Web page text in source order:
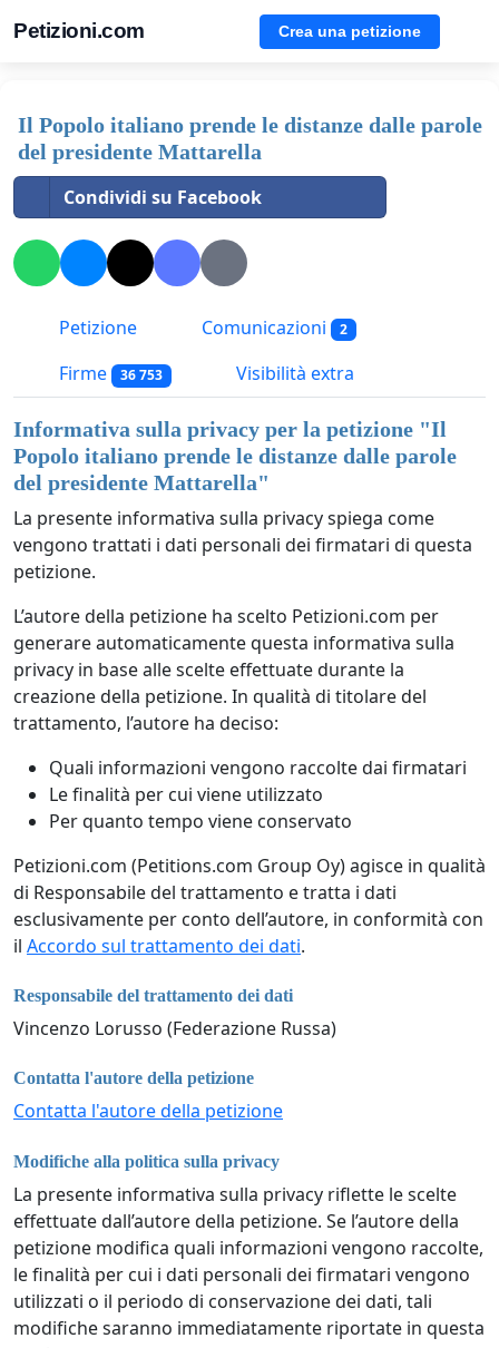
Petizioni.com Crea una petizione
Il Popolo italiano prende le distanze dalle parole
del presidente Mattarella
Condividi su Facebook
Petizione Comunicazioni 2
Firme 36 753 Visibilità extra
Informativa sulla privacy per la petizione "Il
Popolo italiano prende le distanze dalle parole
del presidente Mattarella"
La presente informativa sulla privacy spiega come
vengono trattati i dati personali dei firmatari di questa
petizione.
L’autore della petizione ha scelto Petizioni.com per
generare automaticamente questa informativa sulla
privacy in base alle scelte effettuate durante la
creazione della petizione. In qualità di titolare del
trattamento, l’autore ha deciso:
Quali informazioni vengono raccolte dai firmatari
Le finalità per cui viene utilizzato
Per quanto tempo viene conservato
Petizioni.com (Petitions.com Group Oy) agisce in qualità
di Responsabile del trattamento e tratta i dati
esclusivamente per conto dell’autore, in conformità con
il Accordo sul trattamento dei dati.
Responsabile del trattamento dei dati
Vincenzo Lorusso (Federazione Russa)
Contatta l'autore della petizione
Contatta l'autore della petizione
Modifiche alla politica sulla privacy
La presente informativa sulla privacy riflette le scelte
effettuate dall’autore della petizione. Se l’autore della
petizione modifica quali informazioni vengono raccolte,
le finalità per cui i dati personali dei firmatari vengono
utilizzati o il periodo di conservazione dei dati, tali
modifiche saranno immediatamente riportate in questa